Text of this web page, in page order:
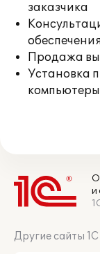
заказчика
Продажа
Установка
и
Другие сайты 1С